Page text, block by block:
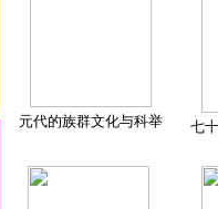
元代的族群文化与科举 七